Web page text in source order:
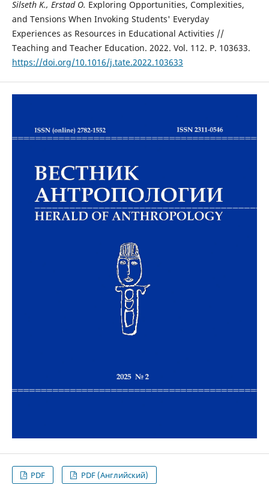
Silseth K., Erstad O. Exploring Opportunities, Complexities,
and Tensions When Invoking Students' Everyday
Experiences as Resources in Educational Activities //
Teaching and Teacher Education. 2022. Vol. 112. P. 103633.
https://doi.org/10.1016/j.tate.2022.103633
PDF PDF (Английский)